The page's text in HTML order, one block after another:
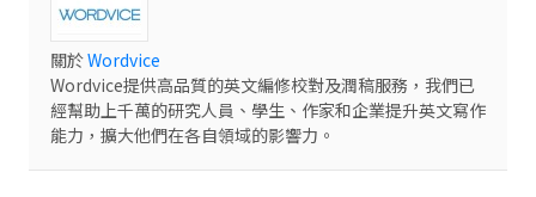
關於Wordvice
Wordvice提供高品質的英文編修校對及潤稿服務，我們已
經幫助上千萬的研究人員、學生、作家和企業提升英文寫作
能力，擴大他們在各自領域的影響力。